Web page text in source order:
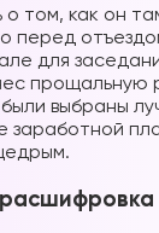
том, как он
перед
для
прощальную
выбраны
заработной